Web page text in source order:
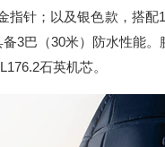
指针；以及银色款，搭
3巴（30米）防水性能
石英机芯。